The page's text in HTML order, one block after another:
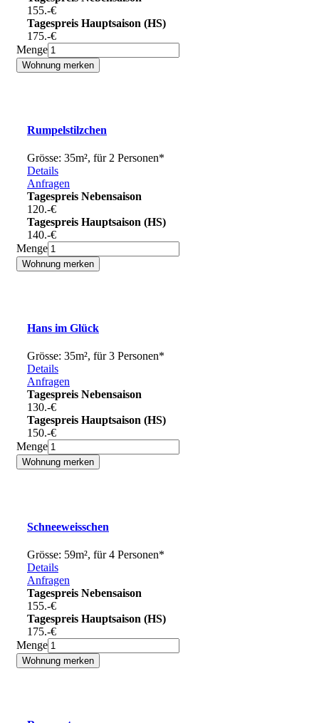
155.-€
Tagespreis Hauptsaison (HS)
175.-€
Menge
Rumpelstilzchen
Grösse: 35m², für 2 Personen*
Details
Anfragen
Tagespreis Nebensaison
120.-€
Tagespreis Hauptsaison (HS)
140.-€
Menge
Hans im Glück
Grösse: 35m², für 3 Personen*
Details
Anfragen
Tagespreis Nebensaison
130.-€
Tagespreis Hauptsaison (HS)
150.-€
Menge
Schneeweisschen
Grösse: 59m², für 4 Personen*
Details
Anfragen
Tagespreis Nebensaison
155.-€
Tagespreis Hauptsaison (HS)
175.-€
Menge